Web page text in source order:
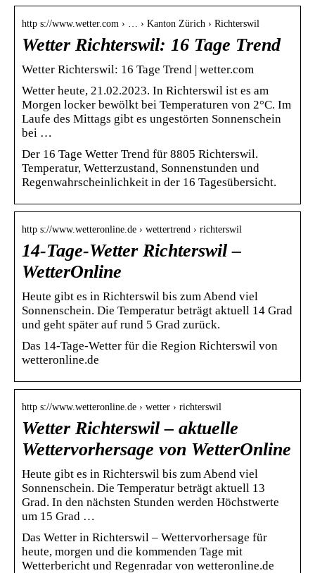
http s://www.wetter.com › … › Kanton Zürich › Richterswil
Wetter Richterswil: 16 Tage Trend
Wetter Richterswil: 16 Tage Trend | wetter.com
Wetter heute, 21.02.2023. In Richterswil ist es am
Morgen locker bewölkt bei Temperaturen von 2°C. Im
Laufe des Mittags gibt es ungestörten Sonnenschein
bei …
Der 16 Tage Wetter Trend für 8805 Richterswil.
Temperatur, Wetterzustand, Sonnenstunden und
Regenwahrscheinlichkeit in der 16 Tagesübersicht.
http s://www.wetteronline.de › wettertrend › richterswil
14-Tage-Wetter Richterswil –
WetterOnline
Heute gibt es in Richterswil bis zum Abend viel
Sonnenschein. Die Temperatur beträgt aktuell 14 Grad
und geht später auf rund 5 Grad zurück.
Das 14-Tage-Wetter für die Region Richterswil von
wetteronline.de
http s://www.wetteronline.de › wetter › richterswil
Wetter Richterswil – aktuelle
Wettervorhersage von WetterOnline
Heute gibt es in Richterswil bis zum Abend viel
Sonnenschein. Die Temperatur beträgt aktuell 13
Grad. In den nächsten Stunden werden Höchstwerte
um 15 Grad …
Das Wetter in Richterswil – Wettervorhersage für
heute, morgen und die kommenden Tage mit
Wetterbericht und Regenradar von wetteronline.de